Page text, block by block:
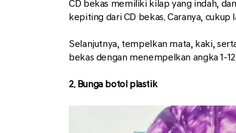
CD bekas memiliki kilap yang indah,
kepiting dari CD bekas. Caranya,
Selanjutnya, tempelkan mata, kaki,
bekas dengan menempelkan angka 1-
2. Bunga botol plastik